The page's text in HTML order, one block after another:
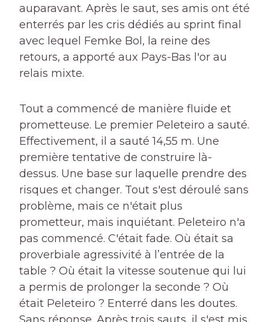
auparavant. Après le saut, ses amis ont été
enterrés par les cris dédiés au sprint final
avec lequel Femke Bol, la reine des
retours, a apporté aux Pays-Bas l'or au
relais mixte.
Tout a commencé de manière fluide et
prometteuse. Le premier Peleteiro a sauté.
Effectivement, il a sauté 14,55 m. Une
première tentative de construire là-
dessus. Une base sur laquelle prendre des
risques et changer. Tout s'est déroulé sans
problème, mais ce n'était plus
prometteur, mais inquiétant. Peleteiro n'a
pas commencé. C'était fade. Où était sa
proverbiale agressivité à l’entrée de la
table ? Où était la vitesse soutenue qui lui
a permis de prolonger la seconde ? Où
était Peleteiro ? Enterré dans les doutes.